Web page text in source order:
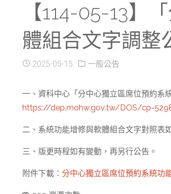
【114-05-13】
體組合文字調整
2025-05-15 一般公告
一、資科中心「分中心獨立區席位預約系
https://dep.mohw.gov.tw/DOS/cp-
二、系統功能增修與軟體組合文字對照表
三、版更時程如有變動，再另行公告。
附件下載： 分中心獨立區席位預約系統功